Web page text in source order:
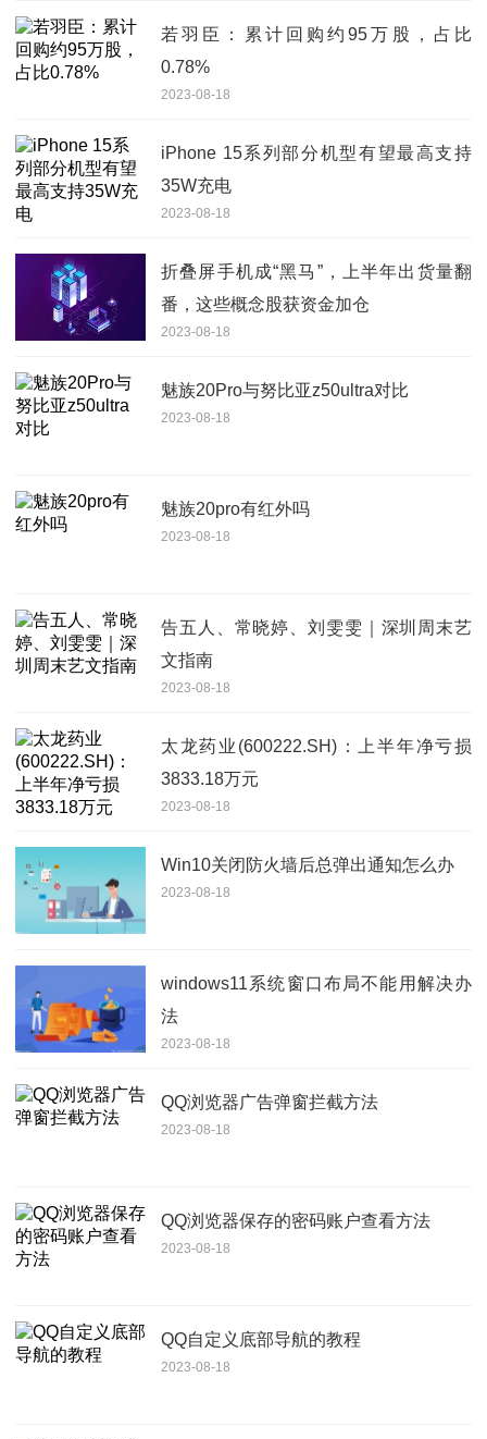
若羽臣：累计回购约95万股，占比
0.78%
2023-08-18
iPhone 15系列部分机型有望最高支持
35W充电
2023-08-18
折叠屏手机成“黑马”，上半年出货量翻
番，这些概念股获资金加仓
2023-08-18
魅族20Pro与努比亚z50ultra对比
2023-08-18
魅族20pro有红外吗
2023-08-18
告五人、常晓婷、刘雯雯｜深圳周末艺
文指南
2023-08-18
太龙药业(600222.SH)：上半年净亏损
3833.18万元
2023-08-18
Win10关闭防火墙后总弹出通知怎么办
2023-08-18
windows11系统窗口布局不能用解决办
法
2023-08-18
QQ浏览器广告弹窗拦截方法
2023-08-18
QQ浏览器保存的密码账户查看方法
2023-08-18
QQ自定义底部导航的教程
2023-08-18